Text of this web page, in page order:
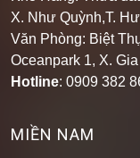
Văn Phòng: Biệt
Oceanpark 1, X.
Hotline: 0909 382